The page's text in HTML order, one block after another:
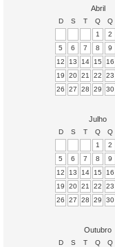
Abril
D S T Q Q
1
2
5
6 7 8 9
12
13 14 15 16
19
20 21 22 23
26
27 28 29 30
Julho
D S T Q Q
1
2
5
6 7 8 9
12
13 14 15 16
19
20 21 22 23
26
27 28 29 30
Outubro
D S T Q Q